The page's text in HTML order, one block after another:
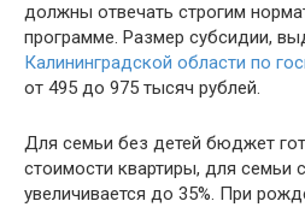
должны отвечать строгим
программе. Размер субсидии,
Калининградской области по
от 495 до 975 тысяч рублей.
Для семьи без детей бюджет
стоимости квартиры, для семьи
увеличивается до 35%. При